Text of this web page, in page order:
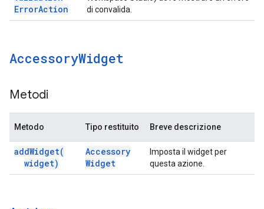
ErrorAction
di convalida.
AccessoryWidget
Metodi
Metodo Tipo restituito Breve descrizione
addWidget(
widget)
Accessory
Widget
Imposta il widget per
questa azione.